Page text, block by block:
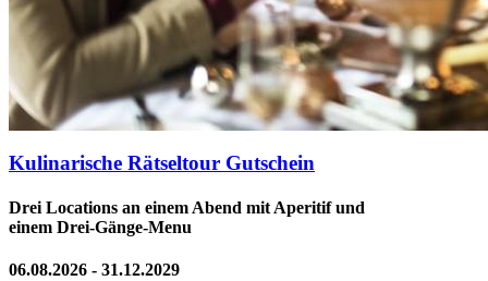
Kulinarische Rätseltour Gutschein
Drei Locations an einem Abend mit Aperitif und
einem Drei-Gänge-Menu
06.08.2026 - 31.12.2029